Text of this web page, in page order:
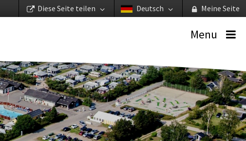
Meine Seite
Deutsch
Diese Seite teilen
Menu